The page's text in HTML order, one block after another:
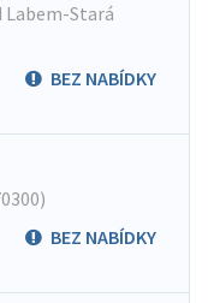
Labem-Stará
BEZ NABÍDKY
BEZ NABÍDKY